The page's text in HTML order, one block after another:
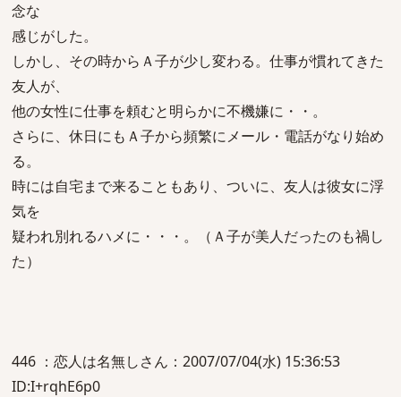
念な
感じがした。
しかし、その時からＡ子が少し変わる。仕事が慣れてきた
友人が、
他の女性に仕事を頼むと明らかに不機嫌に・・。
さらに、休日にもＡ子から頻繁にメール・電話がなり始め
る。
時には自宅まで来ることもあり、ついに、友人は彼女に浮
気を
疑われ別れるハメに・・・。（Ａ子が美人だったのも禍し
た）
446 ：恋人は名無しさん：2007/07/04(水) 15:36:53
ID:I+rqhE6p0